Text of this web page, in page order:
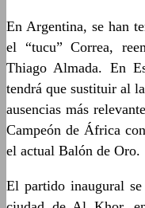
En Argentina, se han
el “tucu” Correa,
Thiago Almada. En
tendrá que sustituir al
ausencias más
Campeón de África
el actual Balón de Oro.
El partido inaugural